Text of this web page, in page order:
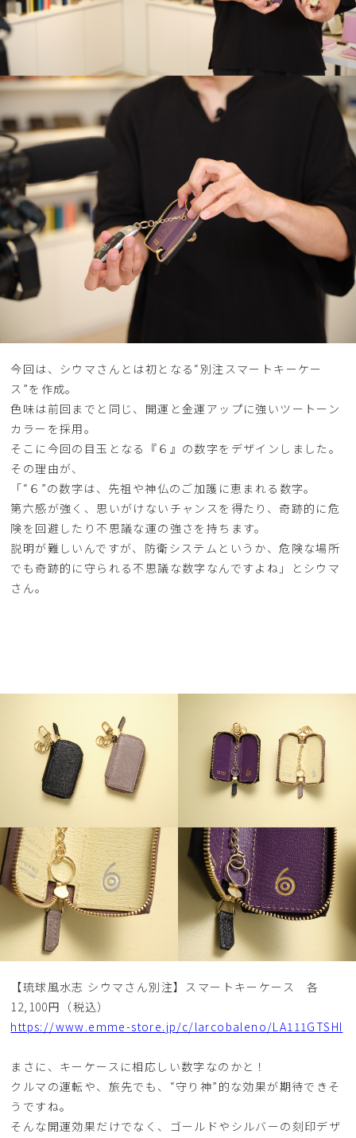
今回は、シウマさんとは初となる“別注スマートキーケー
ス”を作成。
色味は前回までと同じ、開運と金運アップに強いツートーン
カラーを採用。
そこに今回の目玉となる『６』の数字をデザインしました。
その理由が、
「“６”の数字は、先祖や神仏のご加護に恵まれる数字。
第六感が強く、思いがけないチャンスを得たり、奇跡的に危
険を回避したり不思議な運の強さを持ちます。
説明が難しいんですが、防衛システムというか、危険な場所
でも奇跡的に守られる不思議な数字なんですよね」とシウマ
さん。
【琉球風水志 シウマさん別注】スマートキーケース 各
12,100円（税込）
https://www.emme-store.jp/c/larcobaleno/LA111GTSHI
まさに、キーケースに相応しい数字なのかと！
クルマの運転や、旅先でも、“守り神”的な効果が期待できそ
うですね。
そんな開運効果だけでなく、ゴールドやシルバーの刻印デザ